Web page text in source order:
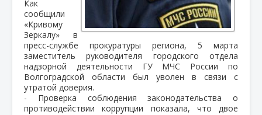
Как
сообщили
«Кривому
Зеркалу» в
пресс-службе прокуратуры региона, 5 марта
заместитель руководителя городского отдела
надзорной деятельности ГУ МЧС России по
Волгоградской области был уволен в связи с
утратой доверия.
- Проверка соблюдения законодательства о
противодействии коррупции показала, что двое